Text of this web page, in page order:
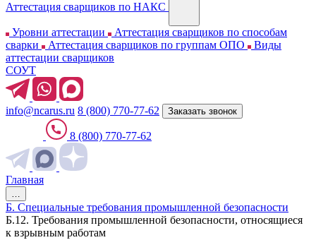
Аттестация сварщиков по НАКС
Уровни аттестации
Аттестация сварщиков по способам
сварки
Аттестация сварщиков по группам ОПО
Виды
аттестации сварщиков
СОУТ
info@ncarus.ru 8 (800) 770-77-62 Заказать звонок
8 (800) 770-77-62
Главная
…
Б. Специальные требования промышленной безопасности
Б.12. Требования промышленной безопасности, относящиеся
к взрывным работам